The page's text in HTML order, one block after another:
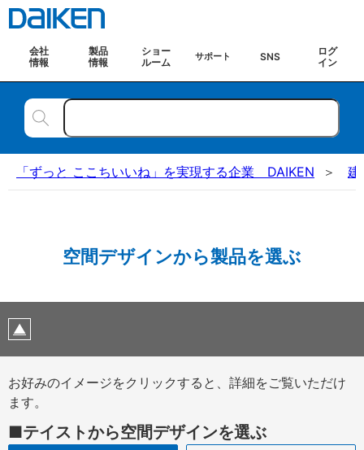
会社
情報
製品
情報
ショー
ルーム
サポート SNS
ログ
イン
「ずっと ここちいいね」を実現する企業 DAIKEN 建
空間デザインから製品を選ぶ
お好みのイメージをクリックすると、詳細をご覧いただけ
ます。
テイストから空間デザインを選ぶ